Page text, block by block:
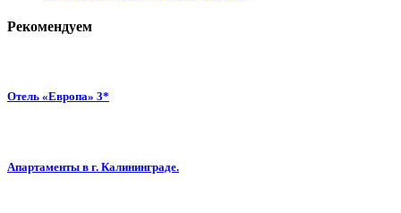
Рекомендуем
Отель «Европа» 3*
Апартаменты в г. Калининграде.